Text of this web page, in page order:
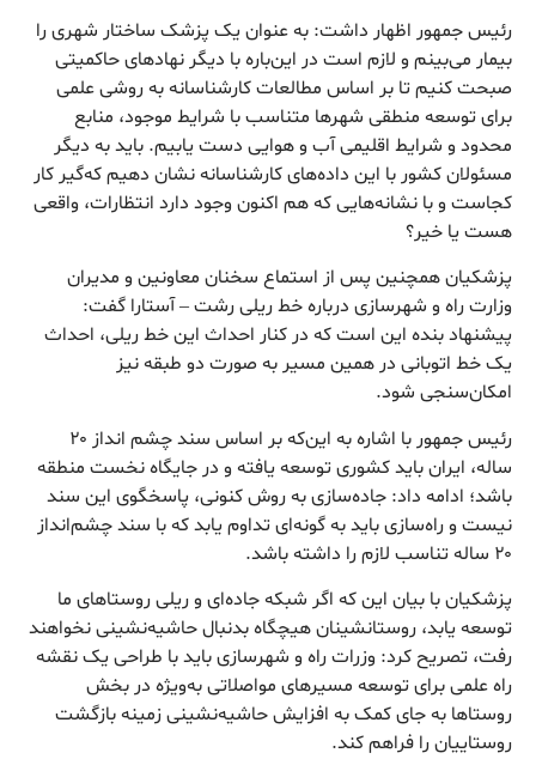
رئیس جمهور اظهار داشت: به عنوان یک پزشک ساختار شهری را
بیمار می‌بینم و لازم است در این‌باره با دیگر نهادهای حاکمیتی
صبحت کنیم تا بر اساس مطالعات کارشناسانه به روشی علمی
برای توسعه منطقی شهرها متناسب با شرایط موجود، منابع
محدود و شرایط اقلیمی آب و هوایی دست یابیم. باید به دیگر
مسئولان کشور با این داده‌های کارشناسانه نشان دهیم که‌گیر کار
کجاست و با نشانه‌هایی که هم اکنون وجود دارد انتظارات، واقعی
هست یا خیر؟
پزشکیان همچنین پس از استماع سخنان معاونین و مدیران
وزارت راه و شهرسازی درباره خط ریلی رشت – آستارا گفت:
پیشنهاد بنده این است که در کنار احداث این خط ریلی، احداث
یک خط اتوبانی در همین مسیر به صورت دو طبقه نیز
امکان‌سنجی شود.
رئیس جمهور با اشاره به این‌که بر اساس سند چشم انداز ۲۰
ساله، ایران باید کشوری توسعه یافته و در جایگاه نخست منطقه
باشد؛ ادامه داد: جاده‌سازی به روش کنونی، پاسخگوی این سند
نیست و راه‌سازی باید به گونه‌ای تداوم یابد که با سند چشم‌انداز
۲۰ ساله تناسب لازم را داشته باشد.
پزشکیان با بیان این که اگر شبکه جاده‌ای و ریلی روستاهای ما
توسعه یابد، روستانشینان هیچگاه بدنبال حاشیه‌نشینی نخواهند
رفت، تصریح کرد: وزرات راه و شهرسازی باید با طراحی یک نقشه
راه علمی برای توسعه مسیرهای مواصلاتی به‌ویژه در بخش
روستاها به جای کمک به افزایش حاشیه‌نشینی زمینه بازگشت
روستاییان را فراهم کند.